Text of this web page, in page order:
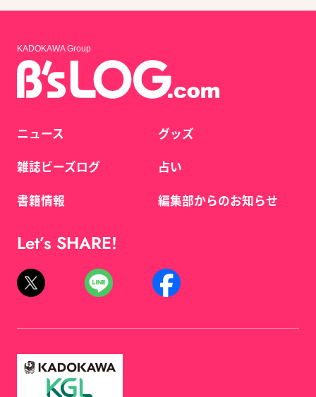
KADOKAWA Group
ニュース
雑誌ビーズログ
書籍情報
グッズ
占い
編集部からのお知らせ
Let’s SHARE!